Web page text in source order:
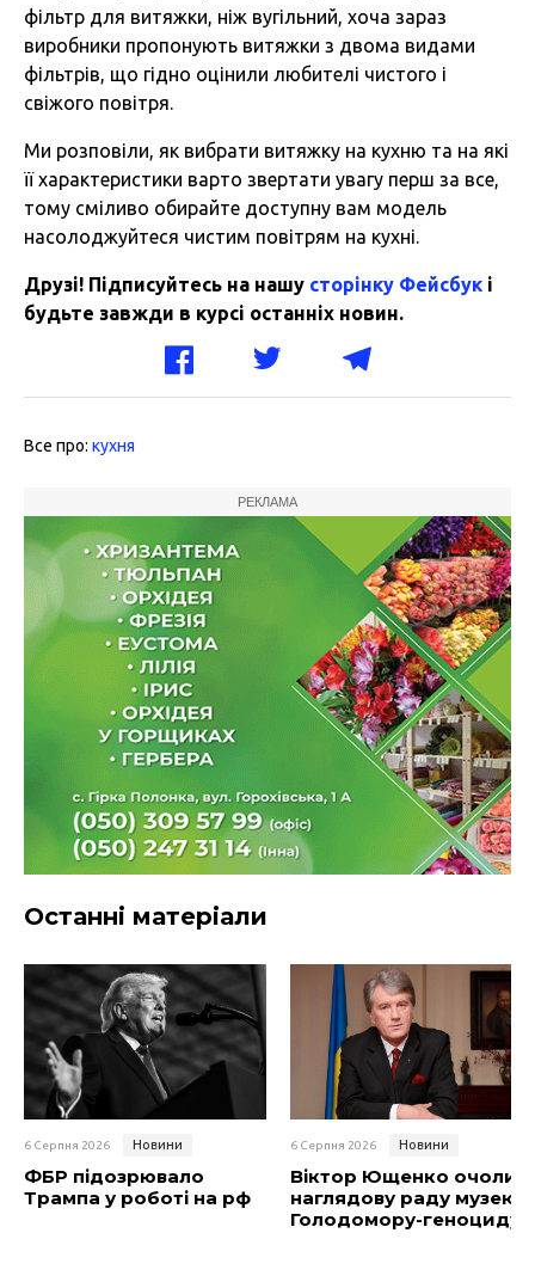
фільтр для витяжки, ніж вугільний, хоча зараз
виробники пропонують витяжки з двома видами
фільтрів, що гідно оцінили любителі чистого і
свіжого повітря.
Ми розповіли, як вибрати витяжку на кухню та на які
її характеристики варто звертати увагу перш за все,
тому сміливо обирайте доступну вам модель
насолоджуйтеся чистим повітрям на кухні.
Друзі! Підписуйтесь на нашу сторінку Фейсбук і
будьте завжди в курсі останніх новин.
Все про: кухня
РЕКЛАМА
Останні матеріали
6 Серпня 2026 Новини
ФБР підозрювало
Трампа у роботі на рф
6 Серпня 2026 Новини
Віктор Ющенко очолив
наглядову раду музею
Голодомору-геноциду